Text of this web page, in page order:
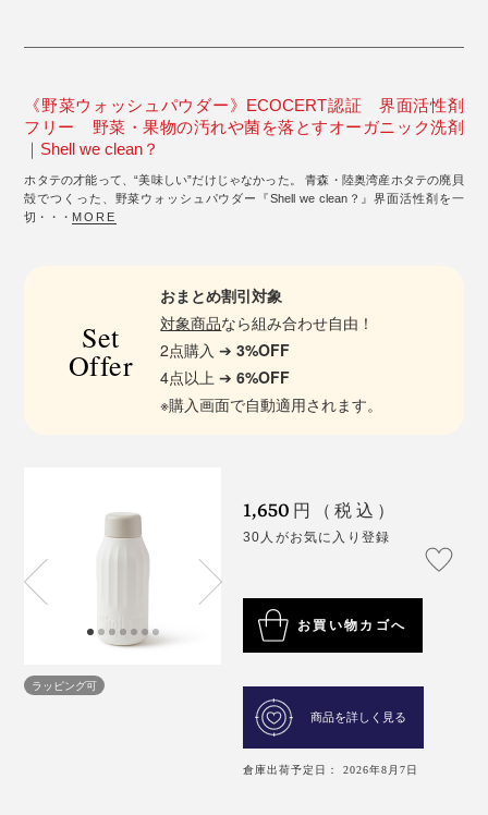
《野菜ウォッシュパウダー》ECOCERT認証 界面活性剤
フリー 野菜・果物の汚れや菌を落とすオーガニック洗剤
｜Shell we clean？
ホタテの才能って、“美味しい”だけじゃなかった。 青森・陸奥湾産ホタテの廃貝
殻でつくった、野菜ウォッシュパウダー『Shell we clean？』界面活性剤を一
切・・・ MORE
Set
Offer
おまとめ割引対象
対象商品なら組み合わせ自由！
2点購入 ➔3%OFF
4点以上 ➔6%OFF
※購入画面で自動適用されます。
ラッピング可
1,650 円（税込）
30人がお気に入り登録
お買い物カゴへ
商品を詳しく見る
倉庫出荷予定日： 2026年8月7日